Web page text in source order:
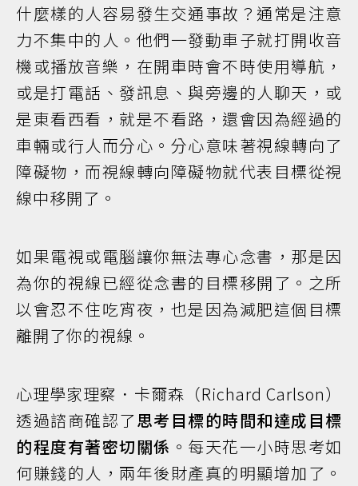
什麼樣的人容易發生交通事故？通常是注意
力不集中的人。他們一發動車子就打開收音
機或播放音樂，在開車時會不時使用導航，
或是打電話、發訊息、與旁邊的人聊天，或
是東看西看，就是不看路，還會因為經過的
車輛或行人而分心。分心意味著視線轉向了
障礙物，而視線轉向障礙物就代表目標從視
線中移開了。
如果電視或電腦讓你無法專心念書，那是因
為你的視線已經從念書的目標移開了。之所
以會忍不住吃宵夜，也是因為減肥這個目標
離開了你的視線。
心理學家理察．卡爾森（Richard Carlson）
透過諮商確認了思考目標的時間和達成目標
的程度有著密切關係 。每天花一小時思考如
何賺錢的人，兩年後財產真的明顯增加了。